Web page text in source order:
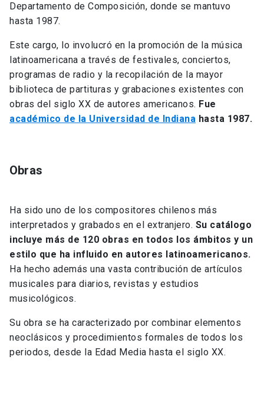
Departamento de Composición, donde se mantuvo
hasta 1987.
Este cargo, lo involucró en la promoción de la música
latinoamericana a través de festivales, conciertos,
programas de radio y la recopilación de la mayor
biblioteca de partituras y grabaciones existentes con
obras del siglo XX de autores americanos. Fue
académico de la Universidad de Indiana hasta 1987.
Obras
Ha sido uno de los compositores chilenos más
interpretados y grabados en el extranjero. Su catálogo
incluye más de 120 obras en todos los ámbitos y un
estilo que ha influido en autores latinoamericanos.
Ha hecho además una vasta contribución de artículos
musicales para diarios, revistas y estudios
musicológicos.
Su obra se ha caracterizado por combinar elementos
neoclásicos y procedimientos formales de todos los
periodos, desde la Edad Media hasta el siglo XX.